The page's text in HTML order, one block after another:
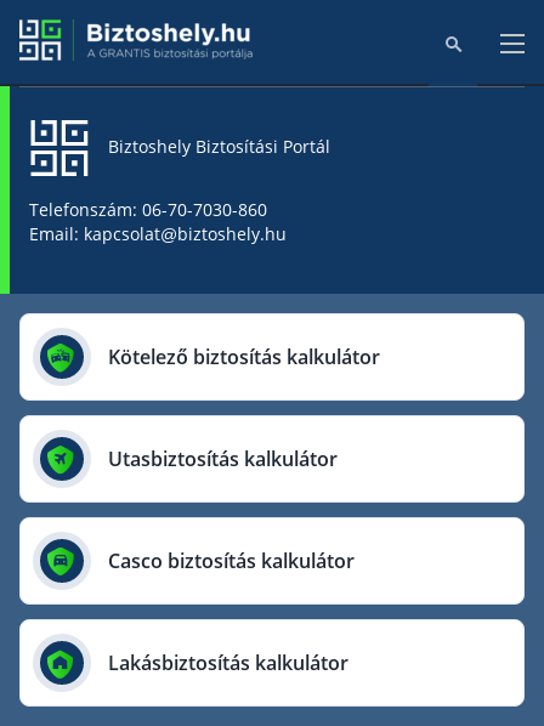
Biztosítók
AIG Biztosító
Allianz Biztosító
Cig Pannónia Biztosító
Genertel Biztosító
Groupama Biztosító
Biztoshely Biztosítási Portál
Telefonszám: 06-70-7030-860
Email: kapcsolat@biztoshely.hu
Kötelező biztosítás kalkulátor
Utasbiztosítás kalkulátor
Casco biztosítás kalkulátor
Lakásbiztosítás kalkulátor